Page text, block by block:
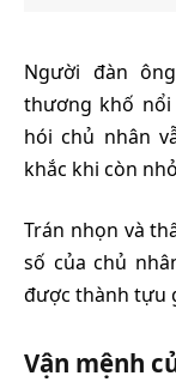
Người đàn
thương khố
hói chủ nhân
khắc khi còn
Trán nhọn và
số của chủ
được thành tựu
Vận mệnh